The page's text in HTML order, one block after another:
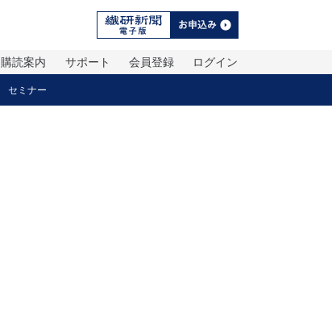
ログイン
会員登録
サポート
購読案内
セミナー